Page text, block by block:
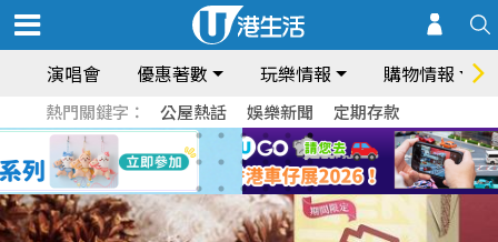
演唱會 優惠著數 玩樂情報 購物情報
熱門關鍵字： 公屋熱話 娛樂新聞 定期存款